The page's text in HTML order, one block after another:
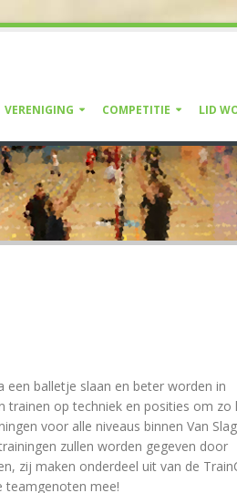
VERENIGING COMPETITIE LID
balletje slaan en beter worden in
trainen op techniek en posities om zo
voor alle niveaus binnen Van
zullen worden gegeven door
zij maken onderdeel uit van de
teamgenoten mee!